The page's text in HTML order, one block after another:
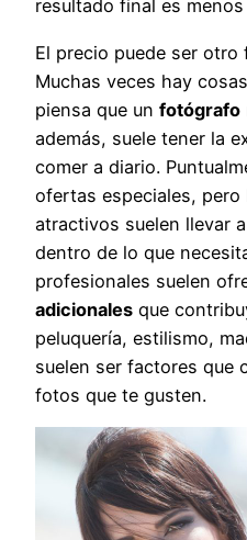
resultado final es
El precio puede ser
Muchas veces hay
piensa que un fotógrafo
además, suele tener la
comer a diario.
ofertas especiales,
atractivos suelen llevar
dentro de lo que
profesionales suelen
adicionales que
peluquería, estilismo,
suelen ser factores que
fotos que te gusten.